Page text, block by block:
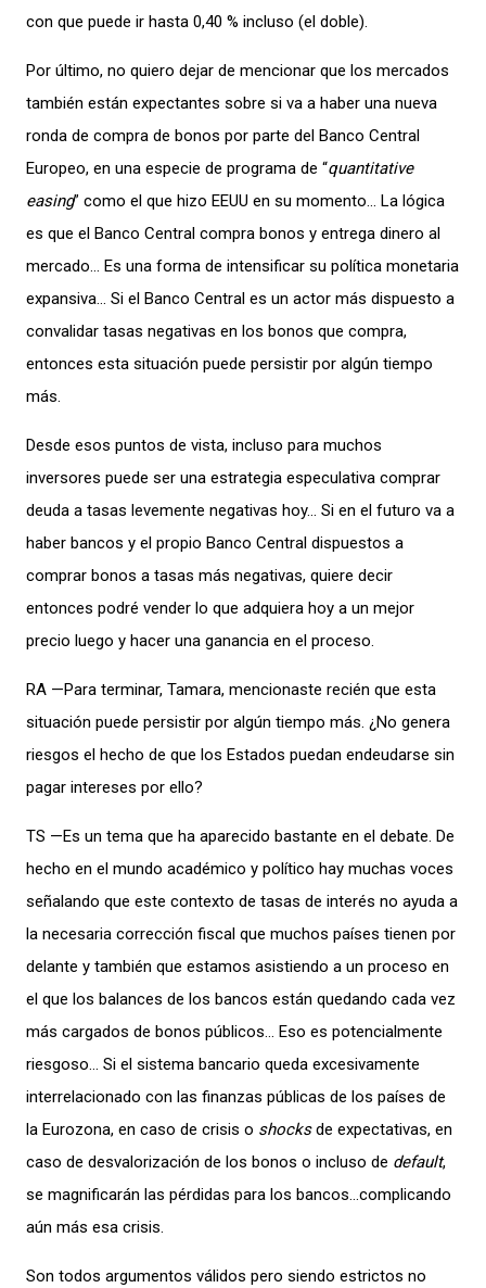
con que puede ir hasta 0,40 % incluso (el doble).
Por último, no quiero dejar de mencionar que los mercados
también están expectantes sobre si va a haber una nueva
ronda de compra de bonos por parte del Banco Central
Europeo, en una especie de programa de “quantitative
easing” como el que hizo EEUU en su momento… La lógica
es que el Banco Central compra bonos y entrega dinero al
mercado… Es una forma de intensificar su política monetaria
expansiva… Si el Banco Central es un actor más dispuesto a
convalidar tasas negativas en los bonos que compra,
entonces esta situación puede persistir por algún tiempo
más.
Desde esos puntos de vista, incluso para muchos
inversores puede ser una estrategia especulativa comprar
deuda a tasas levemente negativas hoy… Si en el futuro va a
haber bancos y el propio Banco Central dispuestos a
comprar bonos a tasas más negativas, quiere decir
entonces podré vender lo que adquiera hoy a un mejor
precio luego y hacer una ganancia en el proceso.
RA —Para terminar, Tamara, mencionaste recién que esta
situación puede persistir por algún tiempo más. ¿No genera
riesgos el hecho de que los Estados puedan endeudarse sin
pagar intereses por ello?
TS —Es un tema que ha aparecido bastante en el debate. De
hecho en el mundo académico y político hay muchas voces
señalando que este contexto de tasas de interés no ayuda a
la necesaria corrección fiscal que muchos países tienen por
delante y también que estamos asistiendo a un proceso en
el que los balances de los bancos están quedando cada vez
más cargados de bonos públicos… Eso es potencialmente
riesgoso… Si el sistema bancario queda excesivamente
interrelacionado con las finanzas públicas de los países de
la Eurozona, en caso de crisis o shocksde expectativas, en
caso de desvalorización de los bonos o incluso de default,
se magnificarán las pérdidas para los bancos…complicando
aún más esa crisis.
Son todos argumentos válidos pero siendo estrictos no